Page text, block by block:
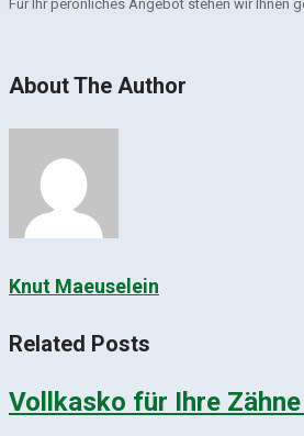
Für Ihr perönliches Angebot stehen wir Ihnen
About The Author
Knut Maeuselein
Related Posts
Vollkasko für Ihre